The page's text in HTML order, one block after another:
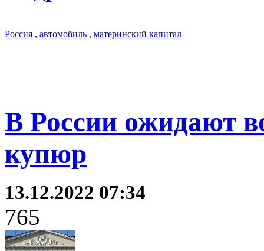
Россия , автомобиль , материнский капитал
В России ожидают
купюр
13.12.2022 07:34
765